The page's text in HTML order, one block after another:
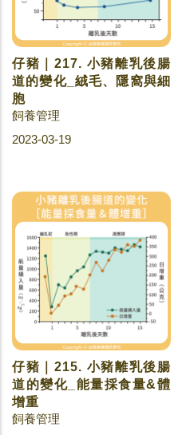
仔豬｜217. 小豬離乳後腸
道的變化_絨毛、隱窩與細
胞
飼養管理
2023-03-19
仔豬｜215. 小豬離乳後腸
道的變化_能量採食量&體
增重
飼養管理